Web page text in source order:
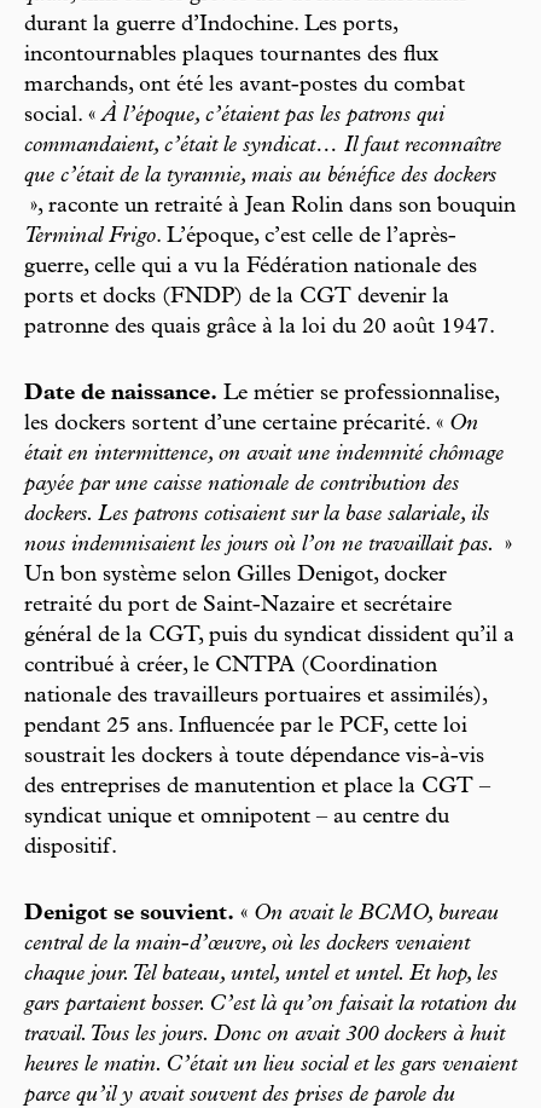
durant la guerre d’Indochine. Les ports,
incontournables plaques tournantes des flux
marchands, ont été les avant-postes du combat
social. «À l’époque, c’étaient pas les patrons qui
commandaient, c’était le syndicat… Il faut reconnaître
que c’était de la tyrannie, mais au bénéfice des dockers
», raconte un retraité à Jean Rolin dans son bouquin
Terminal Frigo. L’époque, c’est celle de l’après-
guerre, celle qui a vu la Fédération nationale des
ports et docks (FNDP) de la CGT devenir la
patronne des quais grâce à la loi du 20 août 1947.
Date de naissance. Le métier se professionnalise,
les dockers sortent d’une certaine précarité. « On
était en intermittence, on avait une indemnité chômage
payée par une caisse nationale de contribution des
dockers. Les patrons cotisaient sur la base salariale, ils
nous indemnisaient les jours où l’on ne travaillait pas.
»
Un bon système selon Gilles Denigot, docker
retraité du port de Saint-Nazaire et secrétaire
général de la CGT, puis du syndicat dissident qu’il a
contribué à créer, le CNTPA (Coordination
nationale des travailleurs portuaires et assimilés),
pendant 25 ans. Influencée par le PCF, cette loi
soustrait les dockers à toute dépendance vis-à-vis
des entreprises de manutention et place la CGT –
syndicat unique et omnipotent – au centre du
dispositif.
Denigot se souvient. « On avait le BCMO, bureau
central de la main-d’œuvre, où les dockers venaient
chaque jour. Tel bateau, untel, untel et untel. Et hop, les
gars partaient bosser. C’est là qu’on faisait la rotation du
travail. Tous les jours. Donc on avait 300 dockers à huit
heures le matin. C’était un lieu social et les gars venaient
parce qu’il y avait souvent des prises de parole du